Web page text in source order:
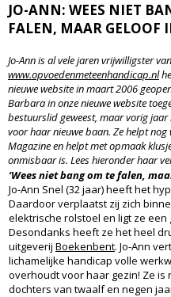
JO-ANN: WEES NIET
FALEN, MAAR GELOOF
Jo-Ann is al vele jaren vrijwilligster
www.opvoedenmeteenhandicap.nl
nieuwe website in maart 2006
Barbara in onze nieuwe website
bestuurslid geweest, maar vorig jaar
voor haar nieuwe baan. Ze helpt
Magazine en helpt met opmaak
onmisbaar is. Lees hieronder haar
‘Wees niet bang om te falen,
Jo-Ann Snel (32 jaar) heeft het
Daardoor verplaatst zij zich
elektrische rolstoel en ligt ze
Desondanks heeft ze het heel
uitgeverij Boekenbent. Jo-Ann
lichamelijke handicap volle
overhoudt voor haar gezin! Ze
dochters van twaalf en negen